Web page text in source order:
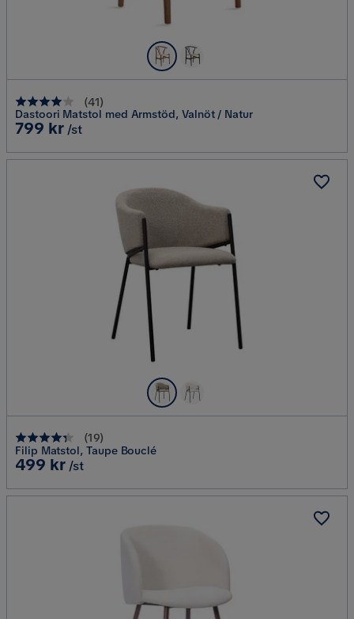
(41)
Dastoori Matstol med Armstöd, Valnöt / Natur
Pris
799 kr /st
(19)
Filip Matstol, Taupe Bouclé
Pris
499 kr /st